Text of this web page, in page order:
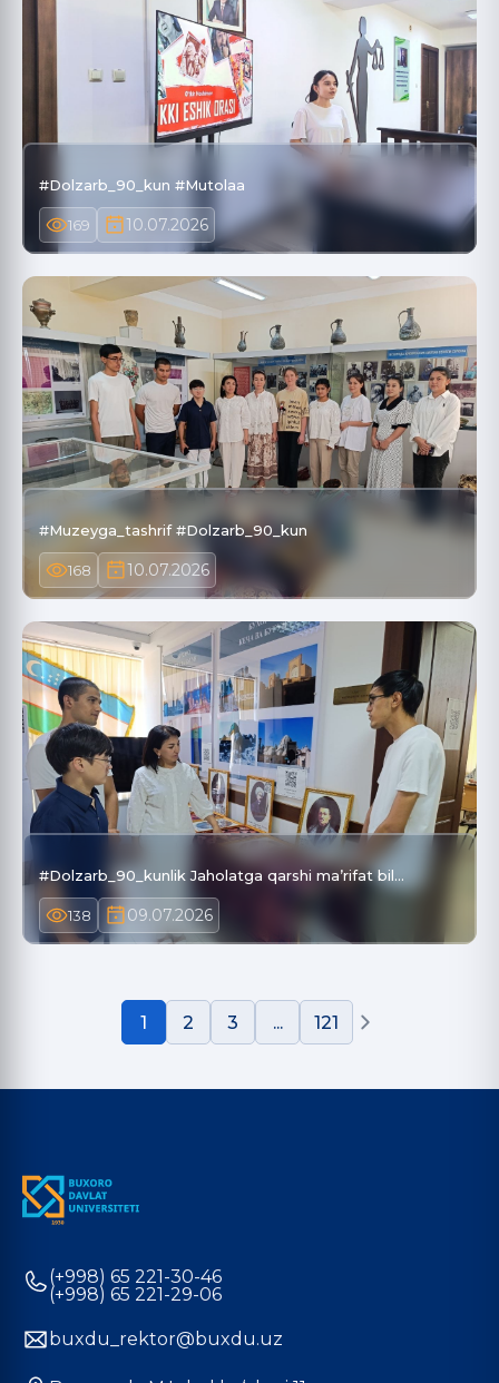
#Dolzarb_90_kun #Mutolaa
169 10.07.2026
#Muzeyga_tashrif #Dolzarb_90_kun
168 10.07.2026
#Dolzarb_90_kunlik Jaholatga qarshi ma’rifat bil…
138 09.07.2026
1 2 3 ... 121
(+998) 65 221-30-46
(+998) 65 221-29-06
buxdu_rektor@buxdu.uz